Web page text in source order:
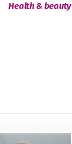
Health & beauty